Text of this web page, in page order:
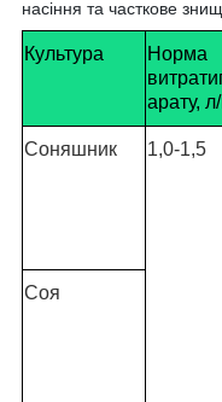
насіння та часткове
Культура
Норма
арату,
Соняшник 1,0-1,5
Соя